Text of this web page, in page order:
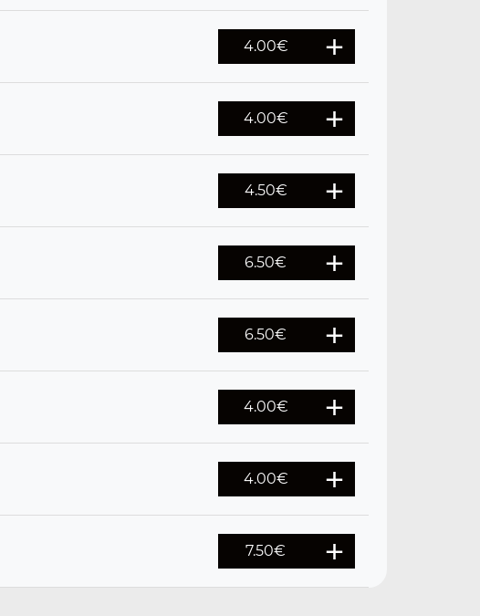
4.00€
4.00€
4.50€
6.50€
6.50€
4.00€
4.00€
7.50€